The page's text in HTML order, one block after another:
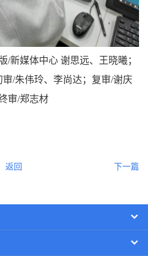
/新媒体中心 谢思远、王晓曦；
/朱伟玲、李尚达；复审/谢庆
审/郑志材
返回 下一篇